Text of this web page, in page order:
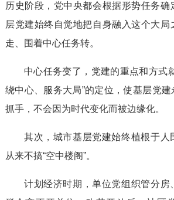
历史阶段，党中央都会根据形势任务确
层党建始终自觉地把自身融入这个大局
走、围着中心任务转。
中心任务变了，党建的重点和方式
绕中心、服务大局”的定位，使基层党
抓手，不会因为时代变化而被边缘化。
其次，城市基层党建始终植根于人
从来不搞“空中楼阁”。
计划经济时期，单位党组织管分房